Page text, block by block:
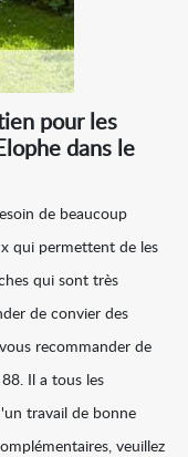
pour les
dans le
de beaucoup
qui permettent de les
qui sont très
de convier des
recommander de
Il a tous les
travail de bonne
veuillez